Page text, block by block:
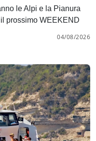
le Alpi e la Pianura
prossimo WEEKEND
04/08/2026